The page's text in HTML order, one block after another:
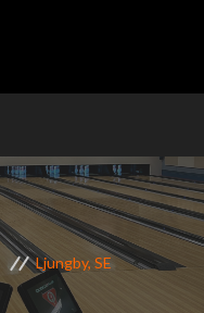
Ljungby, SE